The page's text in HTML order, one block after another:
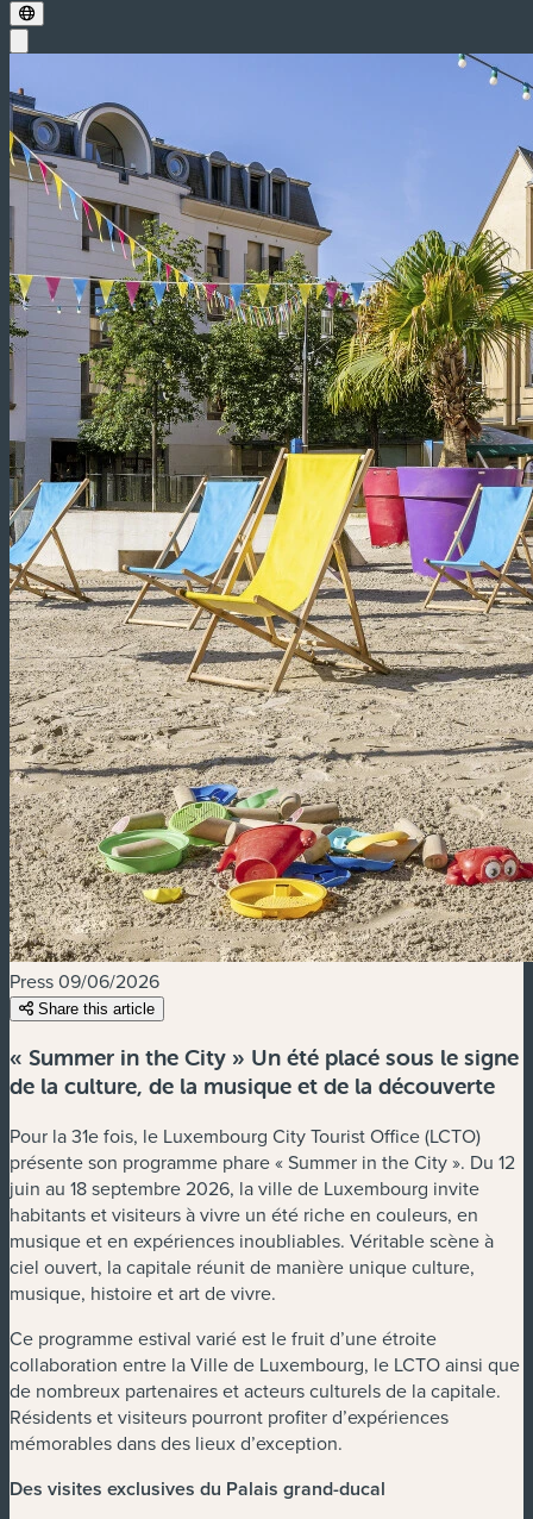
Press09/06/2026
Share this article
« Summer in the City » Un été placé sous le signe
de la culture, de la musique et de la découverte
Pour la 31e fois, le Luxembourg City Tourist Office (LCTO)
présente son programme phare « Summer in the City ». Du 12
juin au 18 septembre 2026, la ville de Luxembourg invite
habitants et visiteurs à vivre un été riche en couleurs, en
musique et en expériences inoubliables. Véritable scène à
ciel ouvert, la capitale réunit de manière unique culture,
musique, histoire et art de vivre.
Ce programme estival varié est le fruit d’une étroite
collaboration entre la Ville de Luxembourg, le LCTO ainsi que
de nombreux partenaires et acteurs culturels de la capitale.
Résidents et visiteurs pourront profiter d’expériences
mémorables dans des lieux d’exception.
Des visites exclusives du Palais grand-ducal